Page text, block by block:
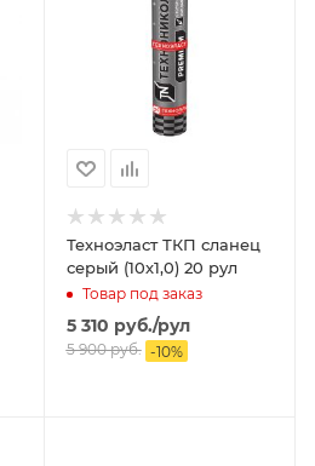
Техноэласт ТКП сланец
серый (10х1,0) 20 рул
Товар под заказ
5 310 руб./рул
5 900руб. -10%